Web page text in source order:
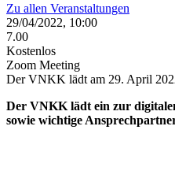
Zu allen Veranstaltungen
29/04/2022, 10:00
7.00
Kostenlos
Zoom Meeting
Der VNKK lädt am 29. April
Der VNKK lädt ein zur
sowie wichtige